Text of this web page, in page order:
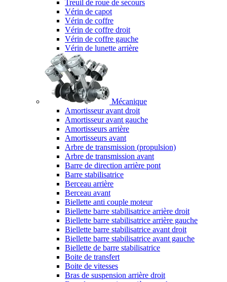
Treuil de roue de secours
Vérin de capot
Vérin de coffre
Vérin de coffre droit
Vérin de coffre gauche
Vérin de lunette arrière
Mécanique
Amortisseur avant droit
Amortisseur avant gauche
Amortisseurs arrière
Amortisseurs avant
Arbre de transmission (propulsion)
Arbre de transmission avant
Barre de direction arrière pont
Barre stabilisatrice
Berceau arrière
Berceau avant
Biellette anti couple moteur
Biellette barre stabilisatrice arrière droit
Biellette barre stabilisatrice arrière gauche
Biellette barre stabilisatrice avant droit
Biellette barre stabilisatrice avant gauche
Biellette de barre stabilisatrice
Boite de transfert
Boite de vitesses
Bras de suspension arrière droit